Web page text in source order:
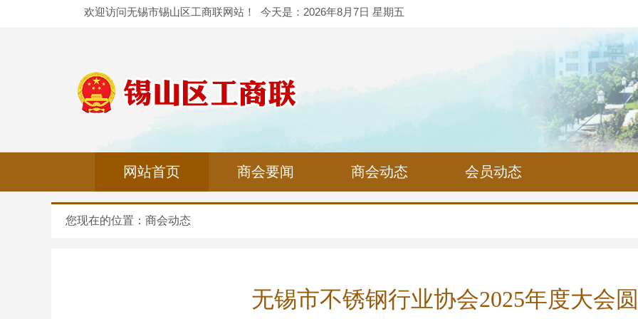
欢迎访问无锡市锡山区工商联网站！ 今天是： 2026年8月7日 星期五
网站首页 商会要闻 商会动态 会员动态
您现在的位置： 商会动态
无锡市不锈钢行业协会2025年度大会